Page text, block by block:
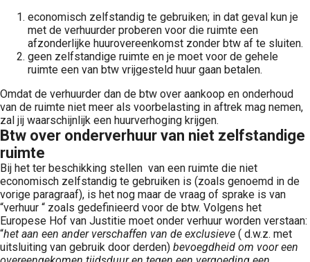
economisch zelfstandig te gebruiken; in dat geval kun je
met de verhuurder proberen voor die ruimte een
afzonderlijke huurovereenkomst zonder btw af te sluiten.
geen zelfstandige ruimte en je moet voor de gehele
ruimte een van btw vrijgesteld huur gaan betalen.
Omdat de verhuurder dan de btw over aankoop en onderhoud
van de ruimte niet meer als voorbelasting in aftrek mag nemen,
zal jij waarschijnlijk een huurverhoging krijgen.
Btw over onderverhuur van niet zelfstandige
ruimte
Bij het ter beschikking stellen van een ruimte die niet
economisch zelfstandig te gebruiken is (zoals genoemd in de
vorige paragraaf), is het nog maar de vraag of sprake is van
“verhuur “ zoals gedefinieerd voor de btw. Volgens het
Europese Hof van Justitie moet onder verhuur worden verstaan:
“het aan een ander verschaffen van de exclusieve ( d.w.z. met
uitsluiting van gebruik door derden) bevoegdheid om voor een